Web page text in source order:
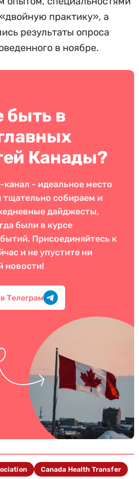
практику», а
результаты опроса
в ноябре.
быть в
Канады?
- идеальное место
тщательно собираем и
дайджесты,
были в курсе
Присоединяйтесь к
и не упустите ни
новости!
Телеграм
Canada Health Transfer